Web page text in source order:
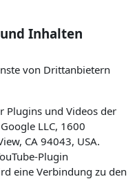
Inhalten
von Drittanbietern
Plugins und Videos der
LLC, 1600
CA 94043, USA.
Plugin
eine Verbindung zu den